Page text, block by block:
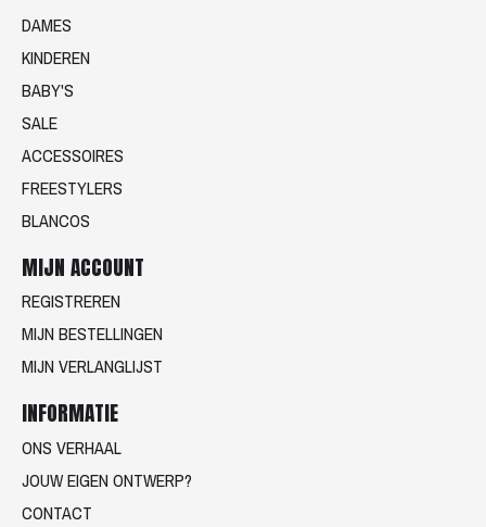
DAMES
KINDEREN
BABY'S
SALE
ACCESSOIRES
FREESTYLERS
BLANCOS
MIJN ACCOUNT
REGISTREREN
MIJN BESTELLINGEN
MIJN VERLANGLIJST
INFORMATIE
ONS VERHAAL
JOUW EIGEN ONTWERP?
CONTACT